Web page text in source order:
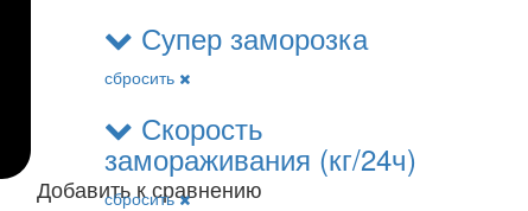
Добавить к сравнению
Супер заморозка
сбросить
Скорость
замораживания (кг/24ч)
сбросить